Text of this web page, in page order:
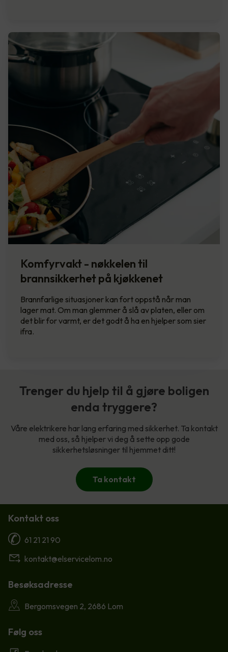
Komfyrvakt - nøkkelen til
brannsikkerhet på kjøkkenet
Brannfarlige situasjoner kan fort oppstå når man
lager mat. Om man glemmer å slå av platen, eller om
det blir for varmt, er det godt å ha en hjelper som sier
ifra.
Trenger du hjelp til å gjøre boligen
enda tryggere?
Våre elektrikere har lang erfaring med sikkerhet. Ta kontakt
med oss, så hjelper vi deg å sette opp gode
sikkerhetsløsninger til hjemmet ditt!
Ta kontakt
Kontakt oss
61 21 21 90
kontakt@elservicelom.no
Besøksadresse
Bergomsvegen 2, 2686 Lom
Følg oss